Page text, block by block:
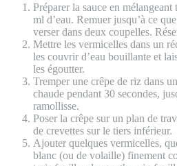
Préparer la sauce en
ml d’eau. Remuer jusqu’à ce
verser dans deux coupelles.
Mettre les vermicelles dans un
les couvrir d’eau bouillante et
les égoutter.
Tremper une crêpe de riz dans
chaude pendant 30 secondes,
ramollisse.
Poser la crêpe sur un plan de
de crevettes sur le tiers inférieur.
Ajouter quelques vermicelles,
blanc (ou de volaille) finement